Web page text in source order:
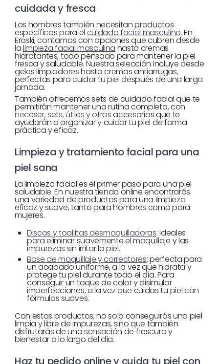
cuidada y fresca
Los hombres también necesitan productos
específicos para el cuidado facial masculino. En
Eroski, contamos con opciones que cubren desde
lalimpieza facial masculina hasta cremas
hidratantes, todo pensado para mantener la piel
fresca y saludable. Nuestra selección incluye desde
geles limpiadores hasta cremas antiarrugas,
perfectas para cuidar tu piel después de una larga
jornada.
También ofrecemos sets de cuidado facial que te
permitirán mantener una rutina completa, con
neceser, sets, útiles y otrosaccesorios que te
ayudarán a organizar y cuidar tu piel de forma
práctica y eficaz.
Limpieza y tratamiento facial para una
piel sana
La limpieza facial es el primer paso para una piel
saludable. En nuestra tienda online encontrarás
una variedad de productos para una limpieza
eficaz y suave, tanto para hombres como para
mujeres.
Discos y toallitas desmaquilladoras: ideales
para eliminar suavemente el maquillaje y las
impurezas sin irritar la piel.
Base de maquillaje y correctores: perfecta para
un acabado uniforme, a la vez que hidrata y
protege tu piel durante todo el día. Para
conseguir un toque de color y disimular
imperfecciones, a la vez que cuidas tu piel con
fórmulas suaves.
Con estos productos, no solo conseguirás una piel
limpia y libre de impurezas, sino que también
disfrutarás de una sensación de frescura y
bienestar a lo largo del día.
Haz tu pedido online y cuida tu piel con